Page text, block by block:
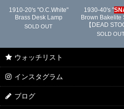
1910-20's "O.C.White"
Brass Desk Lamp
SOLD OUT
1930-40's "
Brown Bakelite
【DEAD
SOLD
ウォッチリスト
インスタグラム
ブログ